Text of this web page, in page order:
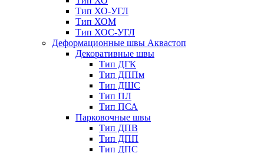
Тип ХО-УГЛ
Тип ХОМ
Тип ХОС-УГЛ
Деформационные швы Аквастоп
Декоративные швы
Тип ДГК
Тип ДППм
Тип ДШС
Тип ПЛ
Тип ПСА
Парковочные швы
Тип ДПВ
Тип ДПП
Тип ДПС